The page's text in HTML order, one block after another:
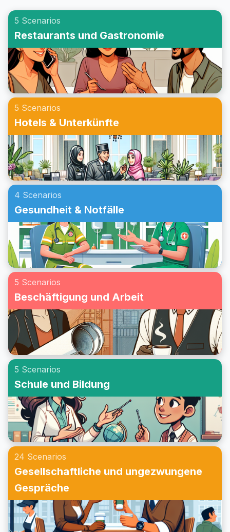
spricht, Fragen zu Zutaten stellt und die damit
Ihre Kommunikationsfähigkeiten und gewinnen Sie
Sicherheit im Umgang mit solchen Situationen im Alltag. Das
Beherrschen dieser Fähigkeiten kann dazu beitragen, dass
Ihre Bedürfnisse oder die anderer respektiert werden.
Lesen Sie weiter, um nützliche englische Ausdrücke und
Vokabeln für diese wichtigen Gespräche zu entdecken!
5 Scenarios
Restaurants und Gastronomie
5 Scenarios
Hotels & Unterkünfte
4 Scenarios
Gesundheit & Notfälle
5 Scenarios
Beschäftigung und Arbeit
5 Scenarios
Schule und Bildung
24 Scenarios
Gesellschaftliche und ungezwungene
Gespräche